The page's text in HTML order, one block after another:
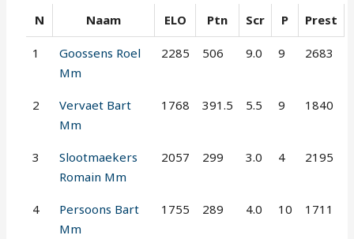
N Naam ELO Ptn Scr P Prest
1
Goossens Roel
Mm
2285 506 9.0 9 2683
2
Vervaet Bart
Mm
1768 391.5 5.5 9 1840
3
Slootmaekers
Romain Mm
2057 299 3.0 4 2195
4
Persoons Bart
Mm
1755 289 4.0 10 1711